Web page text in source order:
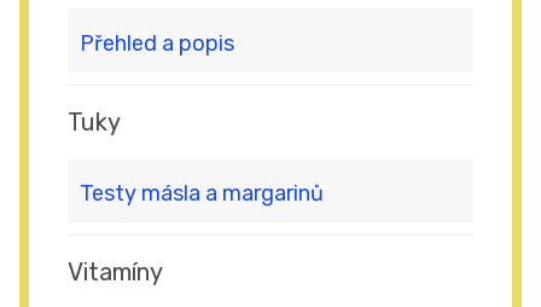
Přehled a popis
Tuky
Testy másla a margarinů
Vitamíny